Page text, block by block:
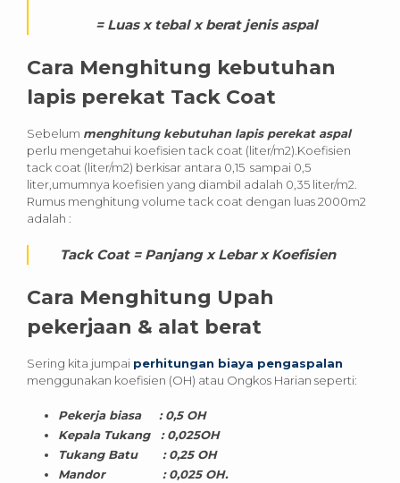
= Luas x tebal x berat jenis aspal
Cara Menghitung kebutuhan
lapis perekat Tack Coat
Sebelum menghitung kebutuhan lapis perekat aspal
perlu mengetahui koefisien tack coat (liter/m2).Koefisien
tack coat (liter/m2) berkisar antara 0,15 sampai 0,5
liter,umumnya koefisien yang diambil adalah 0,35 liter/m2.
Rumus menghitung volume tack coat dengan luas 2000m2
adalah :
Tack Coat = Panjang x Lebar x Koefisien
Cara Menghitung Upah
pekerjaan & alat berat
Sering kita jumpai perhitungan biaya pengaspalan
menggunakan koefisien (OH) atau Ongkos Harian seperti:
Pekerja biasa : 0,5 OH
Kepala Tukang : 0,025OH
Tukang Batu : 0,25 OH
Mandor : 0,025 OH.